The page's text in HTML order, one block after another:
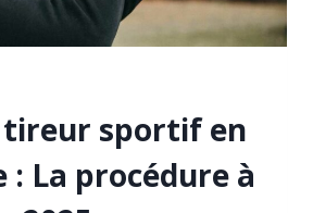
tireur sportif en
: La procédure à